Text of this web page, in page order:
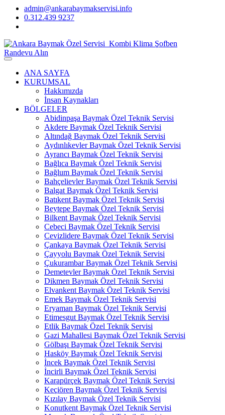
admin@ankarabaymakservisi.info
0.312.439 9237
Randevu Alın
ANA SAYFA
KURUMSAL
Hakkımızda
İnsan Kaynakları
BÖLGELER
Abidinpaşa Baymak Özel Teknik Servisi
Akdere Baymak Özel Teknik Servisi
Altındağ Baymak Özel Teknik Servisi
Aydınlıkevler Baymak Özel Teknik Servisi
Ayrancı Baymak Özel Teknik Servisi
Bağlıca Baymak Özel Teknik Servisi
Bağlum Baymak Özel Teknik Servisi
Bahçelievler Baymak Özel Teknik Servisi
Balgat Baymak Özel Teknik Servisi
Batıkent Baymak Özel Teknik Servisi
Beytepe Baymak Özel Teknik Servisi
Bilkent Baymak Özel Teknik Servisi
Cebeci Baymak Özel Teknik Servisi
Cevizlidere Baymak Özel Teknik Servisi
Çankaya Baymak Özel Teknik Servisi
Çayyolu Baymak Özel Teknik Servisi
Çukurambar Baymak Özel Teknik Servisi
Demetevler Baymak Özel Teknik Servisi
Dikmen Baymak Özel Teknik Servisi
Elvankent Baymak Özel Teknik Servisi
Emek Baymak Özel Teknik Servisi
Eryaman Baymak Özel Teknik Servisi
Etimesgut Baymak Özel Teknik Servisi
Etlik Baymak Özel Teknik Servisi
Gazi Mahallesi Baymak Özel Teknik Servisi
Gölbaşı Baymak Özel Teknik Servisi
Hasköy Baymak Özel Teknik Servisi
İncek Baymak Özel Teknik Servisi
İncirli Baymak Özel Teknik Servisi
Karapürçek Baymak Özel Teknik Servisi
Keçiören Baymak Özel Teknik Servisi
Kızılay Baymak Özel Teknik Servisi
Konutkent Baymak Özel Teknik Servisi